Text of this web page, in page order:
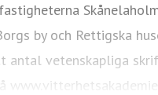
by och Rettigska
antal vetenskapliga